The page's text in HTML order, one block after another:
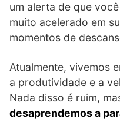
um alerta de que
muito acelerado em
momentos de
Atualmente, vivemos
a produtividade e a
Nada disso é ruim,
desaprendemos a